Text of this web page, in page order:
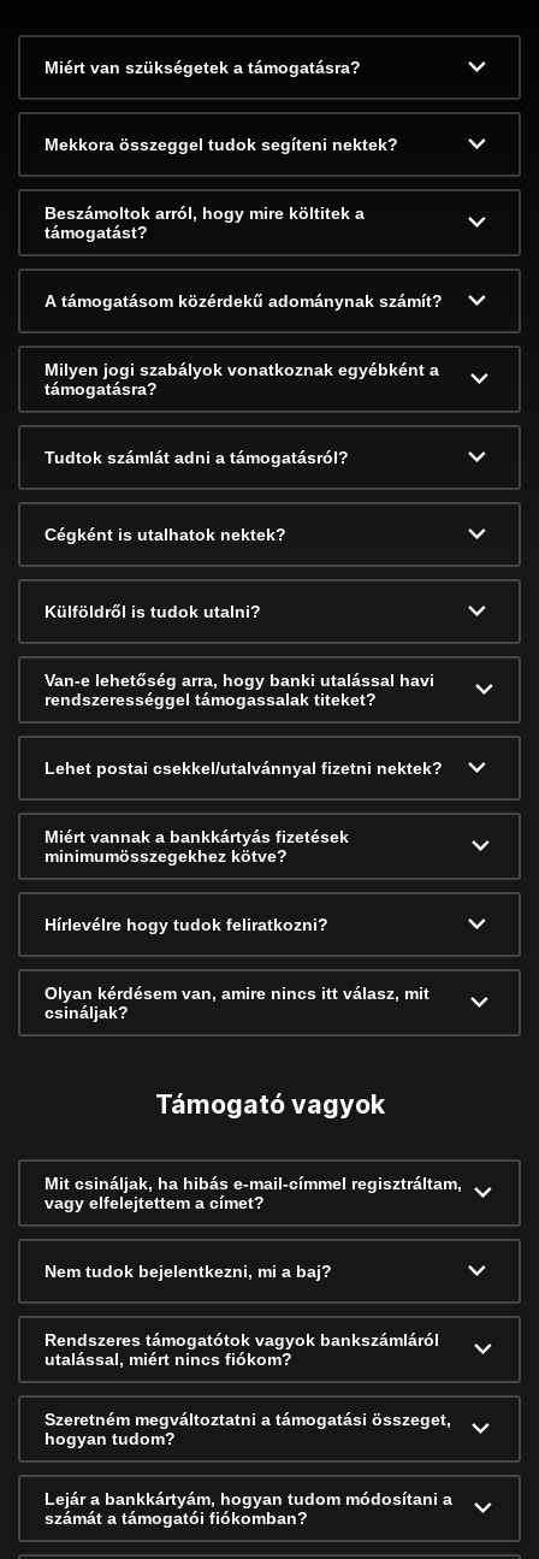
Miért van szükségetek a támogatásra?
Mekkora összeggel tudok segíteni nektek?
Beszámoltok arról, hogy mire költitek a
támogatást?
A támogatásom közérdekű adománynak számít?
Milyen jogi szabályok vonatkoznak egyébként a
támogatásra?
Tudtok számlát adni a támogatásról?
Cégként is utalhatok nektek?
Külföldről is tudok utalni?
Van-e lehetőség arra, hogy banki utalással havi
rendszerességgel támogassalak titeket?
Lehet postai csekkel/utalvánnyal fizetni nektek?
Miért vannak a bankkártyás fizetések
minimumösszegekhez kötve?
Hírlevélre hogy tudok feliratkozni?
Olyan kérdésem van, amire nincs itt válasz, mit
csináljak?
Támogató vagyok
Mit csináljak, ha hibás e-mail-címmel regisztráltam,
vagy elfelejtettem a címet?
Nem tudok bejelentkezni, mi a baj?
Rendszeres támogatótok vagyok bankszámláról
utalással, miért nincs fiókom?
Szeretném megváltoztatni a támogatási összeget,
hogyan tudom?
Lejár a bankkártyám, hogyan tudom módosítani a
számát a támogatói fiókomban?